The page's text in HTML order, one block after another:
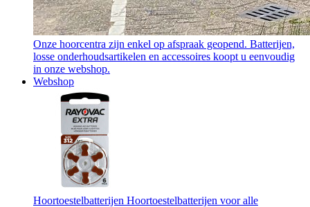
Onze hoorcentra zijn enkel op afspraak geopend. Batterijen,
losse onderhoudsartikelen en accessoires koopt u eenvoudig
in onze webshop.
Webshop
Hoortoestelbatterijen Hoortoestelbatterijen voor alle